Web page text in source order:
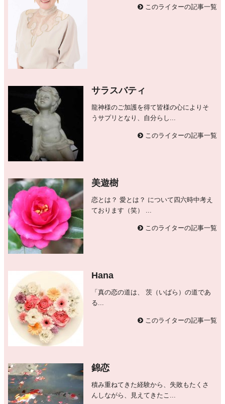
このライターの記事一覧
サラスバティ
龍神様のご加護を得て皆様の心によりそ
うサプリとなり、自分らし...
このライターの記事一覧
美遊樹
恋とは？ 愛とは？ について四六時中考え
ております（笑） ...
このライターの記事一覧
Hana
「真の恋の道は、 茨（いばら）の道であ
る...
このライターの記事一覧
錦恋
積み重ねてきた経験から、失敗もたくさ
んしながら、見えてきたこ...